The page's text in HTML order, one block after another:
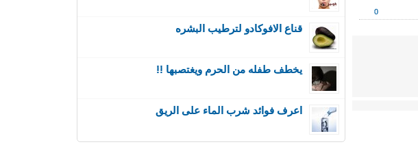
0
قناع الافوكادو لترطيب البشره
يخطف طفله من الحرم ويغتصبها !!
اعرف فوائد شرب الماء على الريق